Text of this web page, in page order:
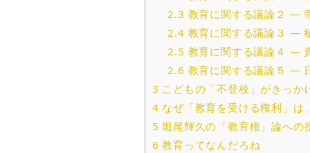
2.3 教育に関する議論２ —
2.4 教育に関する議論３ —
2.5 教育に関する議論４ —
2.6 教育に関する議論５ —
3 こどもの「不登校」がきっ
4 なぜ「教育を受ける権利」
5 堀尾輝久の「教育権」論への
6 教育ってなんだろね